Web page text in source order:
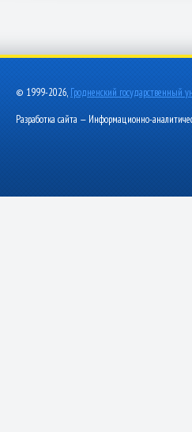
© 1999-2026, Гродненский государственный
Разработка сайта — Информационно-